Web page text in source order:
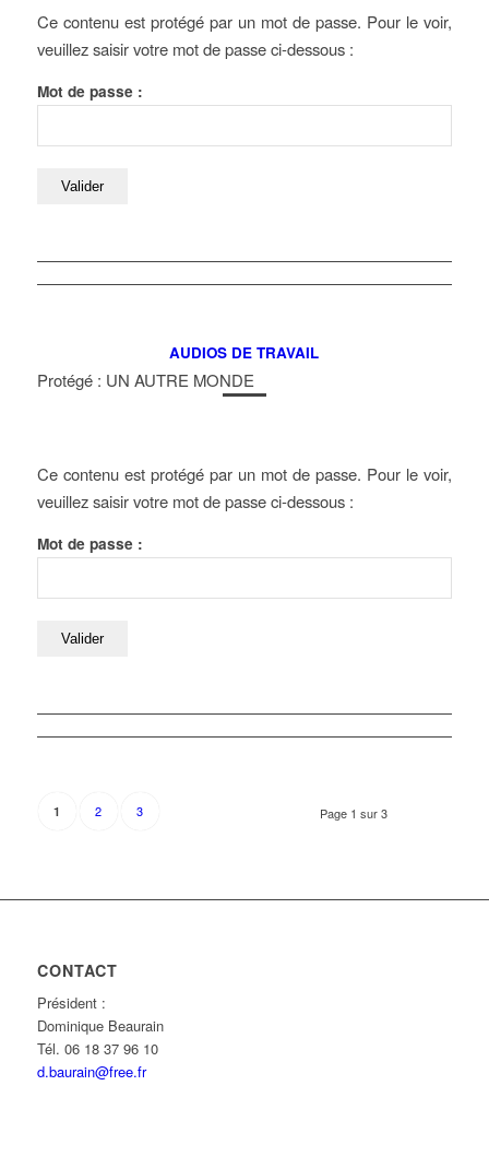
Ce contenu est protégé par un mot de passe. Pour le voir,
veuillez saisir votre mot de passe ci-dessous :
Mot de passe :
AUDIOS DE TRAVAIL
Protégé : UN AUTRE MONDE
Ce contenu est protégé par un mot de passe. Pour le voir,
veuillez saisir votre mot de passe ci-dessous :
Mot de passe :
Page 1 sur 3
1 2 3
CONTACT
Président :
Dominique Beaurain
Tél. 06 18 37 96 10
d.baurain@free.fr